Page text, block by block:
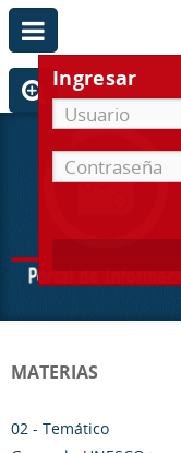
Ingresar
MATERIAS
02 - Temático